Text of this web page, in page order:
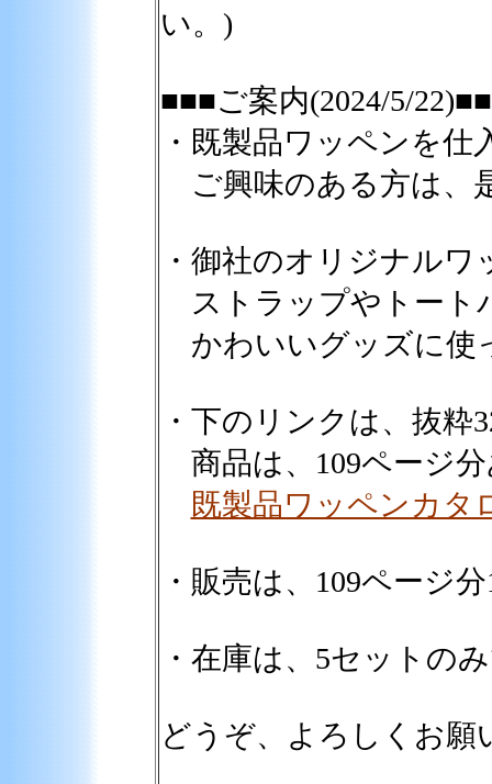
い。)
■■■ご案内(2024/5/
・既製品ワッペンを仕
ご興味のある方は、
・御社のオリジナル
ストラップやトート
かわいいグッズに使
・下のリンクは、抜
商品は、109ページ
既製品ワッペンカタ
・販売は、109ページ
・在庫は、5セットの
どうぞ、よろしくお願